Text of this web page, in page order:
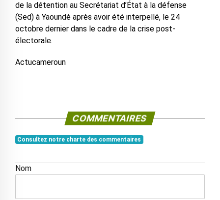
de la détention au Secrétariat d’État à la défense
(Sed) à Yaoundé après avoir été interpellé, le 24
octobre dernier dans le cadre de la crise post-
électorale.
Actucameroun
COMMENTAIRES
Consultez notre charte des commentaires
Nom